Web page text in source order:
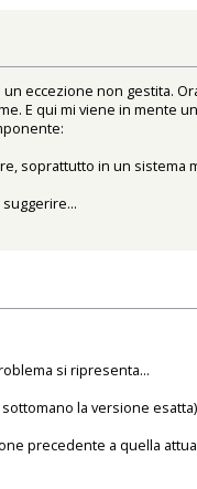
eccezione non gestita.
E qui mi viene in mente
soprattutto in un
si ripresenta...
la versione
precedente a quella